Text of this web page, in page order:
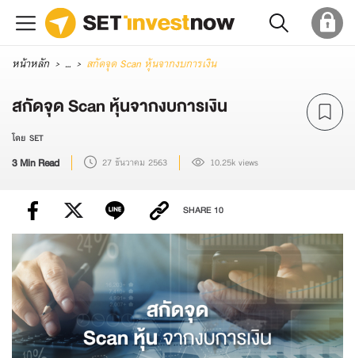
หน้าหลัก ... สกัดจุด Scan หุ้นจากงบการเงิน
สกัดจุด Scan หุ้นจากงบการเงิน
โดย SET
3 Min Read 27 ธันวาคม 2563 10.25k views
SHARE10